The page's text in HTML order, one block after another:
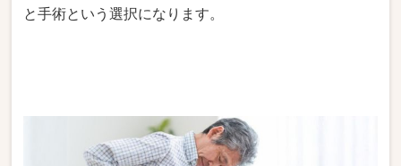
と手術という選択になります。